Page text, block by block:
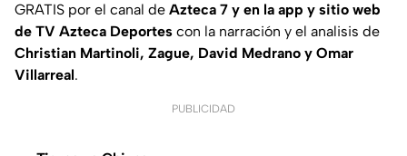
GRATIS por el canal de Azteca 7 y en la app y sitio web
de TV Azteca Deportes con la narración y el analisis de
Christian Martinoli, Zague, David Medrano y Omar
Villarreal.
PUBLICIDAD